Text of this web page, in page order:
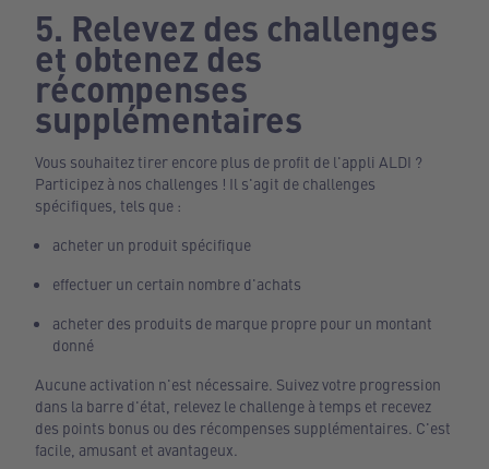
5. Relevez des challenges
et obtenez des
récompenses
supplémentaires
Vous souhaitez tirer encore plus de profit de l'appli ALDI ?
Participez à nos challenges ! Il s'agit de challenges
spécifiques, tels que :
acheter un produit spécifique
effectuer un certain nombre d'achats
acheter des produits de marque propre pour un montant
donné
Aucune activation n'est nécessaire. Suivez votre progression
dans la barre d'état, relevez le challenge à temps et recevez
des points bonus ou des récompenses supplémentaires. C'est
facile, amusant et avantageux.